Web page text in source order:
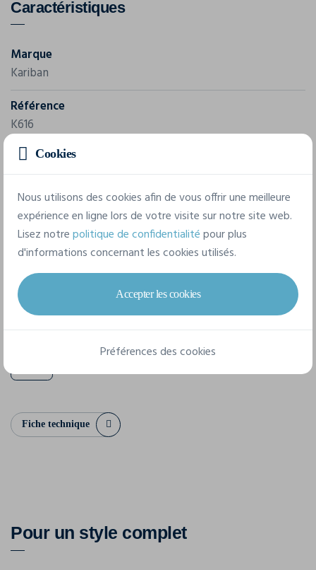
Caractéristiques
Marque
Kariban
Référence
K616
Grammage
70 g/m²
Composition
100% Polyester
7 tailles disponibles
XS S M L XL XXL
Fiche technique
Pour un style complet
Cookies
Nous utilisons des cookies afin de vous offrir une meilleure
expérience en ligne lors de votre visite sur notre site web.
Lisez notrepolitique de confidentialitépour plus
d'informations concernant les cookies utilisés.
Accepter les cookies
Préférences des cookies